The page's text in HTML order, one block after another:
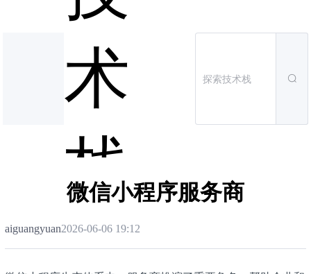
术
栈
微信小程序服务商
aiguangyuan2026-06-06 19:12